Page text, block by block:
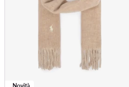
Novità